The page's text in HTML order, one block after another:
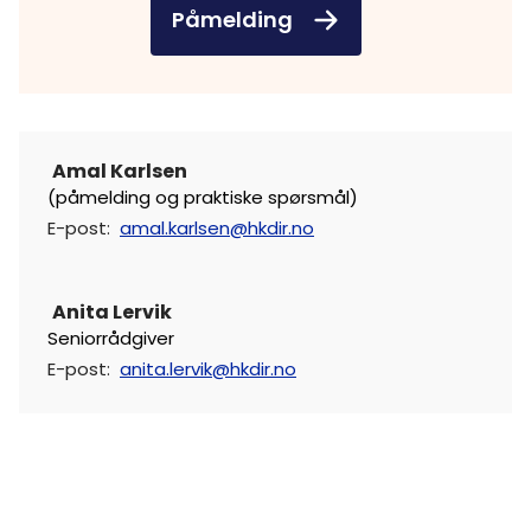
Påmelding
Amal Karlsen
(påmelding og praktiske spørsmål)
E-post: amal.karlsen@hkdir.no
Anita Lervik
Seniorrådgiver
E-post: anita.lervik@hkdir.no